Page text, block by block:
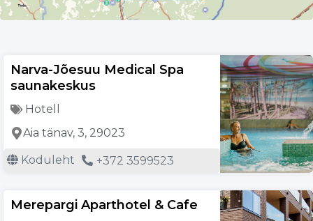
Narva-Jõesuu Medical Spa
saunakeskus
Hotell
Aia tänav, 3, 29023
Koduleht +372 3599523
Merepargi Aparthotel & Cafe